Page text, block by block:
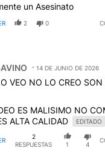
un Asesinato
2 0
DANY SAVINO.
14 DE JUNIO DE 2026
VEO NO LO CREO SON
ES MALISIMO NO
ALTA CALIDAD
EDITADO
2
RESPUESTAS
1 4